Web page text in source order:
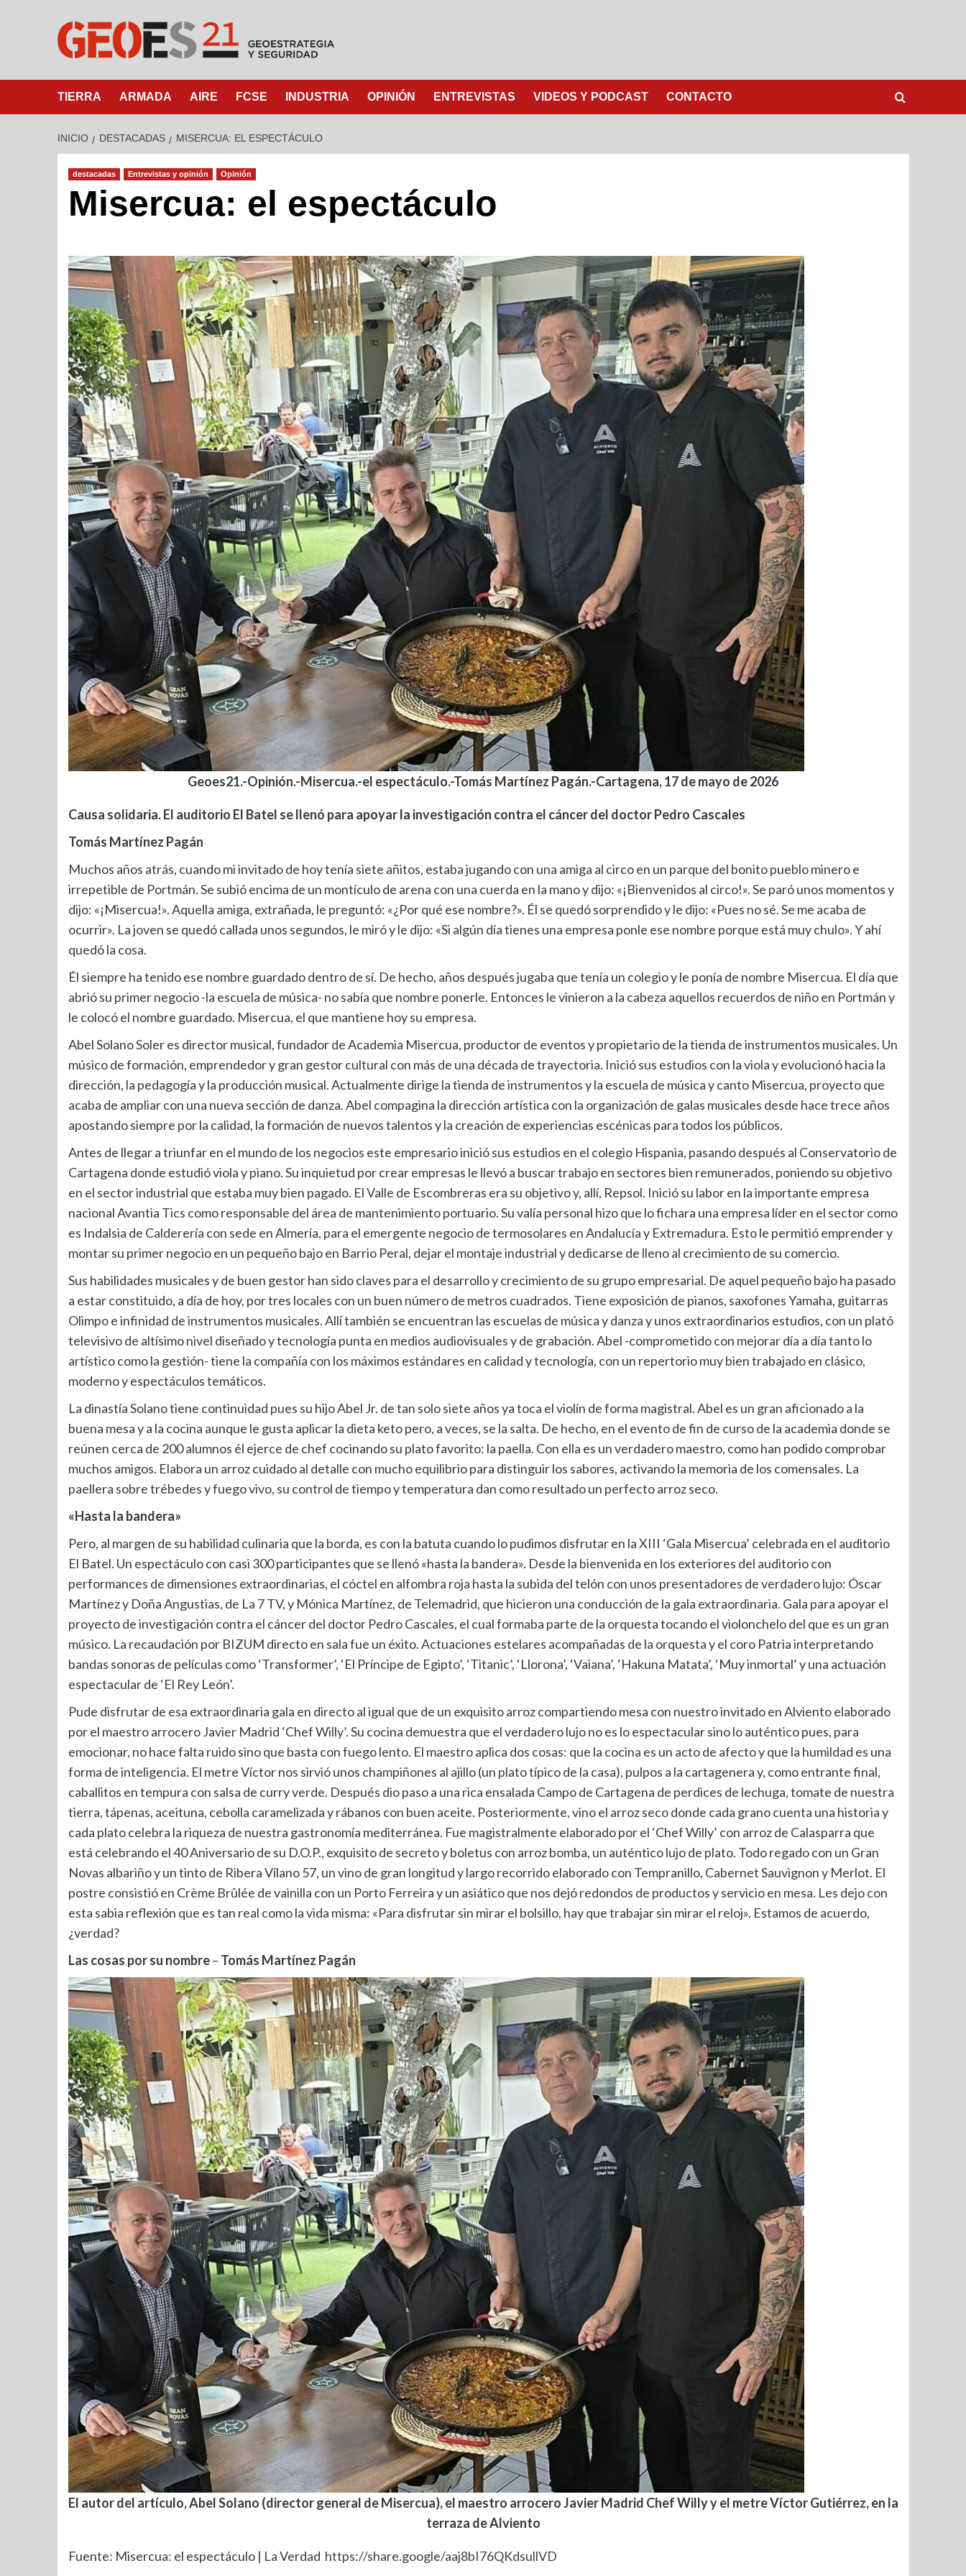
TIERRA ARMADA AIRE FCSE INDUSTRIA OPINIÓN ENTREVISTAS VIDEOS Y PODCAST CONTACTO
INICIO DESTACADAS MISERCUA: EL ESPECTÁCULO
destacadas Entrevistas y opinión Opinión
Misercua: el espectáculo
Geoes21.-Opinión.-Misercua.-el espectáculo.-Tomás Martínez Pagán.-Cartagena, 17 de mayo de2026
Causa solidaria. El auditorio El Batel se llenó para apoyar la investigación contra el cáncer del doctor Pedro Cascales
Tomás Martínez Pagán
Muchos años atrás, cuando mi invitado de hoy tenía siete añitos, estaba jugando con una amiga al circo en un parque del bonito pueblo minero e
irrepetible de Portmán. Se subió encima de un montículo de arena con una cuerda en la mano y dijo: «¡Bienvenidos al circo!». Se paró unos momentos y
dijo: «¡Misercua!». Aquella amiga, extrañada, le preguntó: «¿Por qué ese nombre?». Él se quedó sorprendido y le dijo: «Pues no sé. Se me acaba de
ocurrir». La joven se quedó callada unos segundos, le miró y le dijo: «Si algún día tienes una empresa ponle ese nombre porque está muy chulo». Y ahí
quedó la cosa.
Él siempre ha tenido ese nombre guardado dentro de sí. De hecho, años después jugaba que tenía un colegio y le ponía de nombre Misercua. El día que
abrió su primer negocio -la escuela de música- no sabía que nombre ponerle. Entonces le vinieron a la cabeza aquellos recuerdos de niño en Portmán y
le colocó el nombre guardado. Misercua, el que mantiene hoy su empresa.
Abel Solano Soler es director musical, fundador de Academia Misercua, productor de eventos y propietario de la tienda de instrumentos musicales. Un
músico de formación, emprendedor y gran gestor cultural con más de una década de trayectoria. Inició sus estudios con la viola y evolucionó hacia la
dirección, la pedagogía y la producción musical. Actualmente dirige la tienda de instrumentos y la escuela de música y canto Misercua, proyecto que
acaba de ampliar con una nueva sección de danza. Abel compagina la dirección artística con la organización de galas musicales desde hace trece años
apostando siempre por la calidad, la formación de nuevos talentos y la creación de experiencias escénicas para todos los públicos.
Antes de llegar a triunfar en el mundo de los negocios este empresario inició sus estudios en el colegio Hispania, pasando después al Conservatorio de
Cartagena donde estudió viola y piano. Su inquietud por crear empresas le llevó a buscar trabajo en sectores bien remunerados, poniendo su objetivo
en el sector industrial que estaba muy bien pagado. El Valle de Escombreras era su objetivo y, allí, Repsol. Inició su labor en la importante empresa
nacional Avantia Tics como responsable del área de mantenimiento portuario. Su valía personal hizo que lo fichara una empresa líder en el sector como
es Indalsia de Calderería con sede en Almería, para el emergente negocio de termosolares en Andalucía y Extremadura. Esto le permitió emprender y
montar su primer negocio en un pequeño bajo en Barrio Peral, dejar el montaje industrial y dedicarse de lleno al crecimiento de su comercio.
Sus habilidades musicales y de buen gestor han sido claves para el desarrollo y crecimiento de su grupo empresarial. De aquel pequeño bajo ha pasado
a estar constituido, a día de hoy, por tres locales con un buen número de metros cuadrados. Tiene exposición de pianos, saxofones Yamaha, guitarras
Olimpo e infinidad de instrumentos musicales. Allí también se encuentran las escuelas de música y danza y unos extraordinarios estudios, con un plató
televisivo de altísimo nivel diseñado y tecnología punta en medios audiovisuales y de grabación. Abel -comprometido con mejorar día a día tanto lo
artístico como la gestión- tiene la compañía con los máximos estándares en calidad y tecnología, con un repertorio muy bien trabajado en clásico,
moderno y espectáculos temáticos.
La dinastía Solano tiene continuidad pues su hijo Abel Jr. de tan solo siete años ya toca el violín de forma magistral. Abel es un gran aficionado a la
buena mesa y a la cocina aunque le gusta aplicar la dieta keto pero, a veces, se la salta. De hecho, en el evento de fin de curso de la academia donde se
reúnen cerca de 200 alumnos él ejerce de chef cocinando su plato favorito: la paella. Con ella es un verdadero maestro, como han podido comprobar
muchos amigos. Elabora un arroz cuidado al detalle con mucho equilibrio para distinguir los sabores, activando la memoria de los comensales. La
paellera sobre trébedes y fuego vivo, su control de tiempo y temperatura dan como resultado un perfecto arroz seco.
«Hasta la bandera»
Pero, al margen de su habilidad culinaria que la borda, es con la batuta cuando lo pudimos disfrutar en la XIII ‘Gala Misercua’ celebrada en el auditorio
El Batel. Un espectáculo con casi 300 participantes que se llenó «hasta la bandera». Desde la bienvenida en los exteriores del auditorio con
performances de dimensiones extraordinarias, el cóctel en alfombra roja hasta la subida del telón con unos presentadores de verdadero lujo: Óscar
Martínez y Doña Angustias, de La 7 TV, y Mónica Martínez, de Telemadrid, que hicieron una conducción de la gala extraordinaria. Gala para apoyar el
proyecto de investigación contra el cáncer del doctor Pedro Cascales, el cual formaba parte de la orquesta tocando el violonchelo del que es un gran
músico. La recaudación por BIZUM directo en sala fue un éxito. Actuaciones estelares acompañadas de la orquesta y el coro Patria interpretando
bandas sonoras de películas como ‘Transformer’, ‘El Príncipe de Egipto’, ‘Titanic’, ‘Llorona’, ‘Vaiana’, ‘Hakuna Matata’, ‘Muy inmortal’ y una actuación
espectacular de ‘El Rey León’.
Pude disfrutar de esa extraordinaria gala en directo al igual que de un exquisito arroz compartiendo mesa con nuestro invitado en Alviento elaborado
por el maestro arrocero Javier Madrid ‘Chef Willy’. Su cocina demuestra que el verdadero lujo no es lo espectacular sino lo auténtico pues, para
emocionar, no hace falta ruido sino que basta con fuego lento. El maestro aplica dos cosas: que la cocina es un acto de afecto y que la humildad es una
forma de inteligencia. El metre Víctor nos sirvió unos champiñones al ajillo (un plato típico de la casa), pulpos a la cartagenera y, como entrante final,
caballitos en tempura con salsa de curry verde. Después dio paso a una rica ensalada Campo de Cartagena de perdices de lechuga, tomate de nuestra
tierra, tápenas, aceituna, cebolla caramelizada y rábanos con buen aceite. Posteriormente, vino el arroz seco donde cada grano cuenta una historia y
cada plato celebra la riqueza de nuestra gastronomía mediterránea. Fue magistralmente elaborado por el ‘Chef Willy’ con arroz de Calasparra que
está celebrando el 40 Aniversario de su D.O.P., exquisito de secreto y boletus con arroz bomba, un auténtico lujo de plato. Todo regado con un Gran
Novas albariño y un tinto de Ribera Vílano 57, un vino de gran longitud y largo recorrido elaborado con Tempranillo, Cabernet Sauvignon y Merlot. El
postre consistió en Crème Brûlée de vainilla con un Porto Ferreira y un asiático que nos dejó redondos de productos y servicio en mesa. Les dejo con
esta sabia reflexión que es tan real como la vida misma: «Para disfrutar sin mirar el bolsillo, hay que trabajar sin mirar el reloj». Estamos de acuerdo,
¿verdad?
Las cosas por su nombre– Tomás Martínez Pagán
El autor del artículo, Abel Solano (director general de Misercua), el maestro arrocero Javier Madrid Chef Willy y el metre Víctor Gutiérrez, en la
terraza de Alviento
Fuente: Misercua: el espectáculo | La Verdad https://share.google/aaj8bI76QKdsullVD